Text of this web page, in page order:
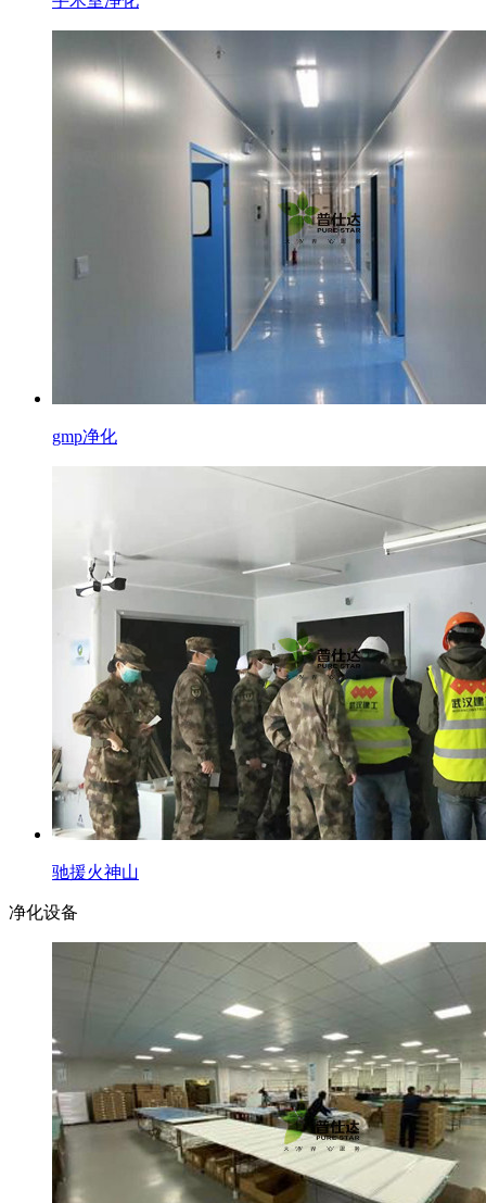
gmp净化
驰援火神山
净化设备